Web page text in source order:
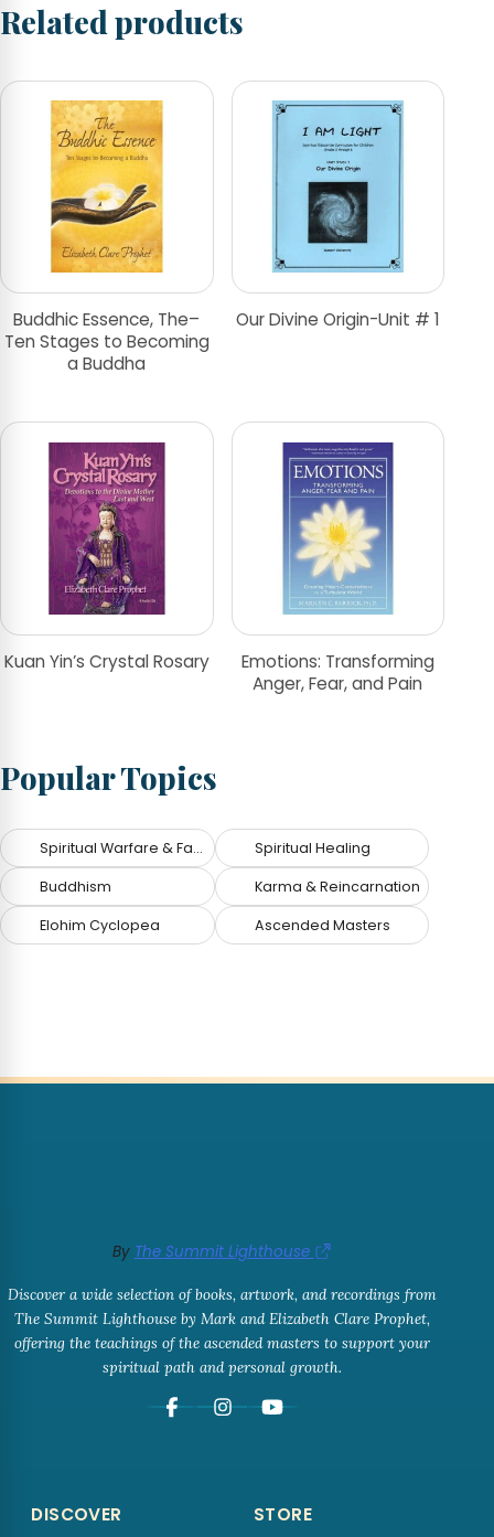
Related products
Buddhic Essence, The–
Ten Stages to Becoming
a Buddha
Our Divine Origin-Unit # 1
Kuan Yin’s Crystal Rosary
Emotions: Transforming
Anger, Fear, and Pain
Popular Topics
Spiritual Warfare & Fallen Angels Spiritual Healing
Buddhism Karma & Reincarnation
Elohim Cyclopea Ascended Masters
By The Summit Lighthouse
Discover a wide selection of books, artwork, and recordings from
The Summit Lighthouse by Mark and Elizabeth Clare Prophet,
offering the teachings of the ascended masters to support your
spiritual path and personal growth.
DISCOVER STORE